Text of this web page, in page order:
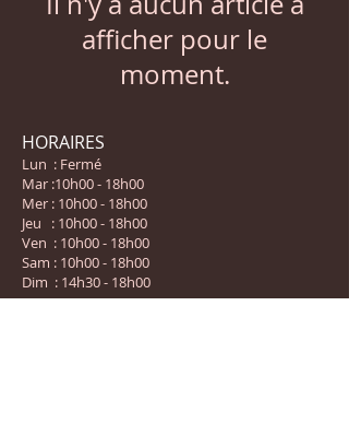
afficher pour le
moment.
​HORAIRES
Lun : Fermé
Mar :10h00 - 18h00
Mer : 10h00 - 18h00
Jeu : 10h00 - 18h00
Ven : 10h00 - 18h00
Sam : 10h00 - 18h00
Dim : 14h30 - 18h00